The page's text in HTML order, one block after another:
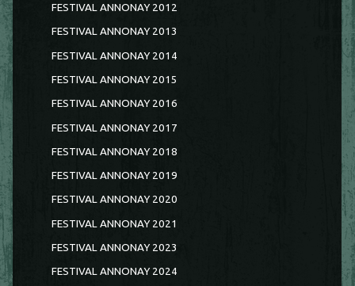
FESTIVAL ANNONAY 2012
FESTIVAL ANNONAY 2013
FESTIVAL ANNONAY 2014
FESTIVAL ANNONAY 2015
FESTIVAL ANNONAY 2016
FESTIVAL ANNONAY 2017
FESTIVAL ANNONAY 2018
FESTIVAL ANNONAY 2019
FESTIVAL ANNONAY 2020
FESTIVAL ANNONAY 2021
FESTIVAL ANNONAY 2023
FESTIVAL ANNONAY 2024